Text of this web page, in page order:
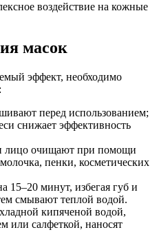
воздействие на кожные
масок
эффект, необходимо
перед использованием;
снижает эффективность
лицо очищают при помощи
пенки, косметических
15–20 минут, избегая губ и
смывают теплой водой.
кипяченой водой,
или салфеткой, наносят